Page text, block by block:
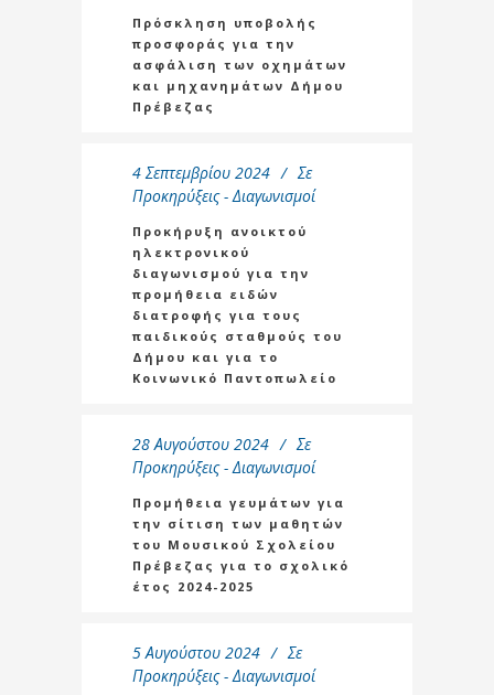
Πρόσκληση υποβολής
προσφοράς για την
ασφάλιση των οχημάτων
και μηχανημάτων Δήμου
Πρέβεζας
4 Σεπτεμβρίου 2024
Σε
Προκηρύξεις - Διαγωνισμοί
Προκήρυξη ανοικτού
ηλεκτρονικού
διαγωνισμού για την
προμήθεια ειδών
διατροφής για τους
παιδικούς σταθμούς του
Δήμου και για το
Κοινωνικό Παντοπωλείο
28 Αυγούστου 2024
Σε
Προκηρύξεις - Διαγωνισμοί
Προμήθεια γευμάτων για
την σίτιση των μαθητών
του Μουσικού Σχολείου
Πρέβεζας για το σχολικό
έτος 2024-2025
5 Αυγούστου 2024
Σε
Προκηρύξεις - Διαγωνισμοί